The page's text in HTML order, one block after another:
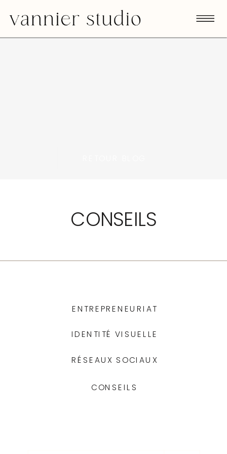
CONSEILS
CONSEILS
RÉSEAUX SOCIAUX
IDENTITÉ VISUELLE
ENTREPRENEURIAT